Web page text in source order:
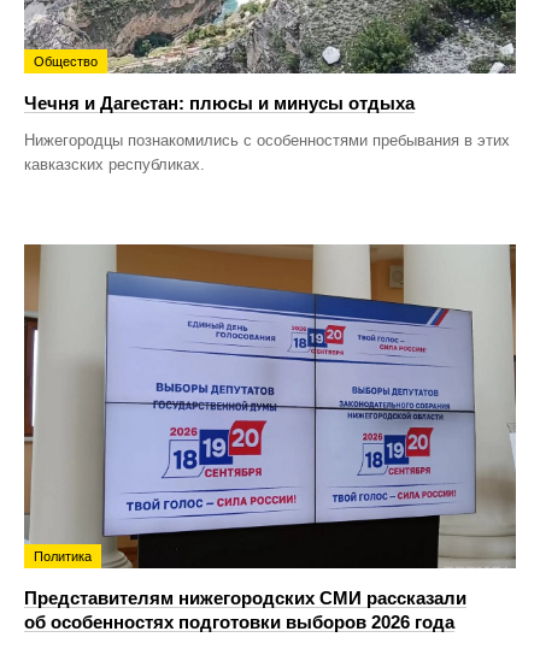
Общество
Чечня и Дагестан: плюсы и минусы отдыха
Нижегородцы познакомились с особенностями пребывания в этих
кавказских республиках.
Политика
Представителям нижегородских СМИ рассказали
об особенностях подготовки выборов 2026 года